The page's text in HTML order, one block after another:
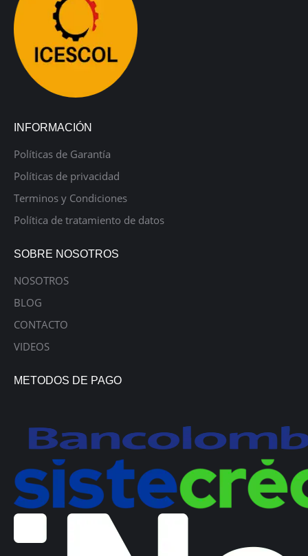
INFORMACIÓN
Políticas de Garantía
Políticas de privacidad
Terminos y Condiciones
Política de tratamiento de datos
SOBRE NOSOTROS
NOSOTROS
BLOG
CONTACTO
VIDEOS
METODOS DE PAGO